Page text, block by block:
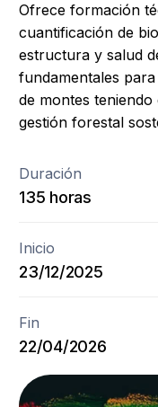
Ofrece formación
cuantificación de
estructura y salud
fundamentales
de montes
gestión forestal
Duración
135 horas
Inicio
23/12/2025
Fin
22/04/2026